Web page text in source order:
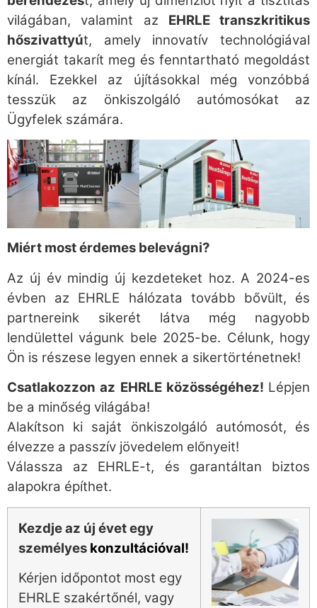
világában, valamint az EHRLE transzkritikus
hőszivattyút, amely innovatív technológiával
energiát takarít meg és fenntartható megoldást
kínál. Ezekkel az újításokkal még vonzóbbá
tesszük az önkiszolgáló autómosókat az
Ügyfelek számára.
Miért most érdemes belevágni?
Az új év mindig új kezdeteket hoz. A 2024-es
évben az EHRLE hálózata tovább bővült, és
partnereink sikerét látva még nagyobb
lendülettel vágunk bele 2025-be. Célunk, hogy
Ön is részese legyen ennek a sikertörténetnek!
Csatlakozzon az EHRLE közösségéhez! Lépjen
be a minőség világába!
Alakítson ki saját önkiszolgáló autómosót, és
élvezze a passzív jövedelem előnyeit!
Válassza az EHRLE-t, és garantáltan biztos
alapokra építhet.
Kezdje az új évet egy
személyes konzultációval!
Kérjen időpontot most egy
EHRLE szakértőnél, vagy